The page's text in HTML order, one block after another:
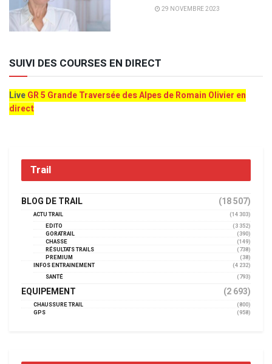
29 NOVEMBRE 2023
SUIVI DES COURSES EN DIRECT
LiveGR 5 Grande Traversée des Alpes de Romain Olivier en
direct
Trail
BLOG DE TRAIL (18 507)
ACTU TRAIL
(14 303)
EDITO
(3 352)
GORATRAIL
(390)
CHASSE
(149)
RÉSULTATS TRAILS
(738)
PREMIUM
(38)
INFOS ENTRAINEMENT
(4 232)
SANTÉ
(793)
EQUIPEMENT (2 693)
CHAUSSURE TRAIL
(800)
GPS
(958)